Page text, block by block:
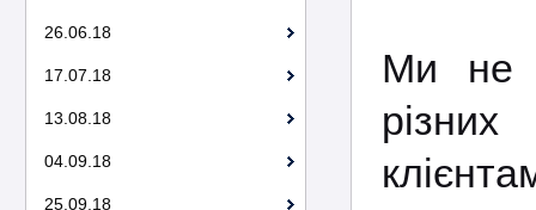
26.06.18
17.07.18
13.08.18
04.09.18
25.09.18
Ми не